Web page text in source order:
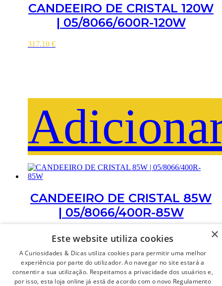
CANDEEIRO DE CRISTAL 120W
| 05/8066/600R-120W
317.10 €
CANDEEIRO DE CRISTAL 85W
| 05/8066/400R-85W
€ ×
Este website utiliza cookies
A Curiosidades & Dicas utiliza cookies para permitir uma melhor
experiência por parte do utilizador. Ao navegar no site estará a
consentir a sua utilização. Respeitamos a privacidade dos usuários e,
por isso, esta loja online já está de acordo com o novo Regulamento